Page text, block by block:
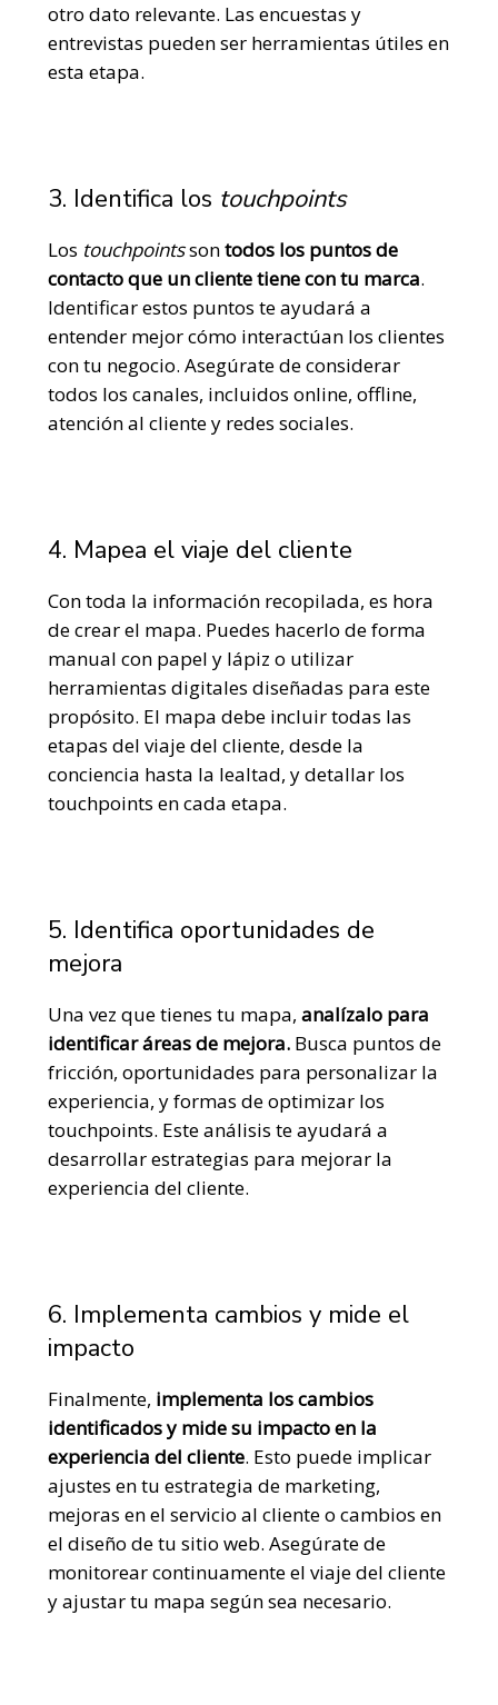
otro dato relevante. Las encuestas y
entrevistas pueden ser herramientas útiles en
esta etapa.
3. Identifica los touchpoints
Los touchpointssontodos los puntos de
contacto que un cliente tiene con tu marca.
Identificar estos puntos te ayudará a
entender mejor cómo interactúan los clientes
con tu negocio. Asegúrate de considerar
todos los canales, incluidos online, offline,
atención al cliente y redes sociales.
4. Mapea el viaje del cliente
Con toda la información recopilada, es hora
de crear el mapa. Puedes hacerlo de forma
manual con papel y lápiz o utilizar
herramientas digitales diseñadas para este
propósito. El mapa debe incluir todas las
etapas del viaje del cliente, desde la
conciencia hasta la lealtad, y detallar los
touchpoints en cada etapa.
5. Identifica oportunidades de
mejora
Una vez que tienes tu mapa, analízalo para
identificar áreas de mejora. Busca puntos de
fricción, oportunidades para personalizar la
experiencia, y formas de optimizar los
touchpoints. Este análisis te ayudará a
desarrollar estrategias para mejorar la
experiencia del cliente.
6. Implementa cambios y mide el
impacto
Finalmente, implementa los cambios
identificados y mide su impacto en la
experiencia del cliente. Esto puede implicar
ajustes en tu estrategia de marketing,
mejoras en el servicio al cliente o cambios en
el diseño de tu sitio web. Asegúrate de
monitorear continuamente el viaje del cliente
y ajustar tu mapa según sea necesario.